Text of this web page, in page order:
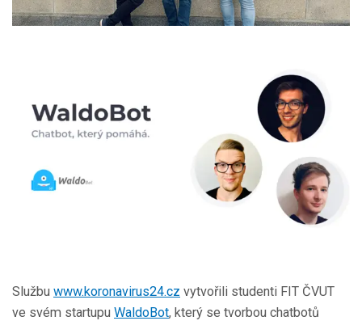
Službu www.koronavirus24.cz vytvořili studenti FIT ČVUT
ve svém startupu WaldoBot, který se tvorbou chatbotů